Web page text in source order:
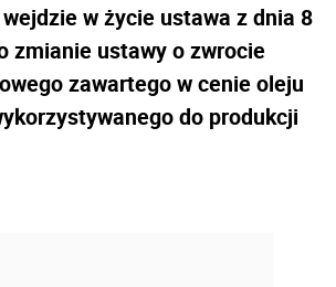
w życie ustawa z dnia 8
zmianie ustawy o zwrocie
zawartego w cenie oleju
do produkcji